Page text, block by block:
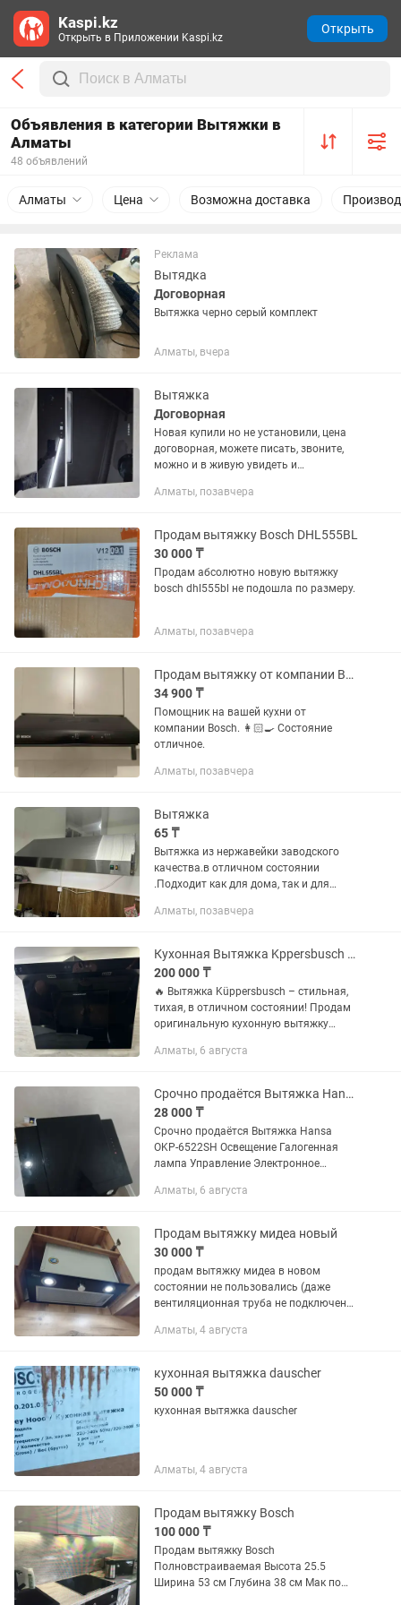
Объявления в категории Вытяжки в
Алматы
48 объявлений
Алматы Цена Возможна доставка
Реклама
Вытядка
Договорная
Вытяжка черно серый комплект
Алматы, вчера
Вытяжка
Договорная
Новая купили но не установили, цена
договорная, можете писать, звоните,
можно и в живую увидеть и
Алматы, позавчера
Продам вытяжку Bosch DHL555BL
30 000 ₸
Продам абсолютно новую вытяжку
bosch dhl555bl не подошла по размеру.
Алматы, позавчера
Продам вытяжку от компании Bosch
34 900 ₸
Помощник на вашей кухни от
компании Bosch. 👩🏻🍳 Состояние
отличное.
Алматы, позавчера
Вытяжка
65 ₸
Вытяжка из нержавейки заводского
качества.в отличном состоянии
.Подходит как для дома, так и для
Размер длина 120 см, ширина 80 см,
Алматы, позавчера
Кухонная Вытяжка Kppersbusch стильная, тихая, в отличном состоянии!
200 000 ₸
🔥 Вытяжка Küppersbusch – стильная,
тихая, в отличном состоянии! Продам
оригинальную кухонную вытяжку
использовалась аккуратно.
Алматы, 6 августа
Срочно продаётся Вытяжка Hansa OKP-6522SH
28 000 ₸
Срочно продаётся Вытяжка Hansa
OKP-6522SH Освещение Галогенная
лампа Управление Электронное
Настенный Мощность каждой лампы,
Алматы, 6 августа
Продам вытяжку мидеа новый
30 000 ₸
продам вытяжку мидеа в новом
состоянии не пользовались (даже
вентиляционная труба не подключена,
напрямую подключен к розетке то есть
Алматы, 4 августа
кухонная вытяжка dauscher
50 000 ₸
кухонная вытяжка dauscher
Алматы, 4 августа
Продам вытяжку Bosch
100 000 ₸
Продам вытяжку Bosch
Полновстраиваемая Высота 25.5
Ширина 53 см Глубина 38 см Мак по
Kaspi.kz
Открыть в Приложении Kaspi.kz
Открыть